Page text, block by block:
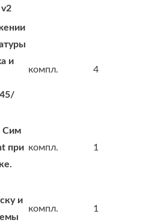
и
компл. 4
Сим
при компл. 1
и
компл. 1